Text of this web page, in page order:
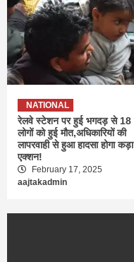
NATIONAL
रेलवे स्टेशन पर हुई भगदड़ से 18
लोगों को हुई मौत,अधिकारियों की
लापरवाही से हुआ हादसा होगा कड़ा
एक्शन!
February 17, 2025
aajtakadmin